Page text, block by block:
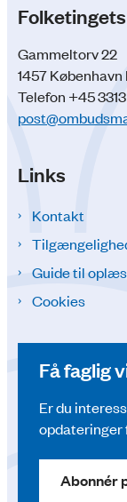
Gammeltorv 22
1457 København
Telefon +45
Links
Kontakt
Guide til
Cookies
Få faglig
Er du
opdateringer
Abonnér